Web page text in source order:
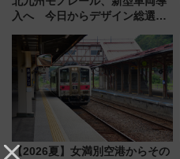
入へ 今日からデザイン総選挙
【2026夏】女満別空港からその